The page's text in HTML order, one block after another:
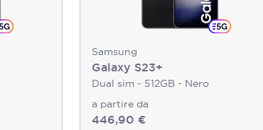
Samsung
Galaxy S23+
Dual sim - 512GB - Nero
a partire da
446,90 €